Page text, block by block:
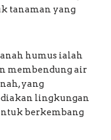
tanaman yang
humus ialah
membendung air
yang
lingkungan
berkembang